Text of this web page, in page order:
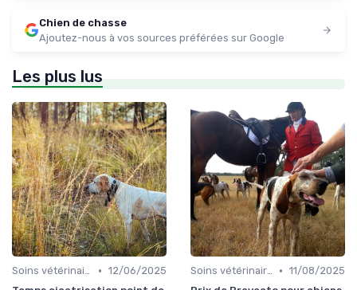
Chien de chasse
Ajoutez-nous à vos sources préférées sur Google
Les plus lus
Soins vétérinaires pour chiens de chasse • 12/06/2025
Soins vétérinaires pour chiens de chasse • 11/08/2025